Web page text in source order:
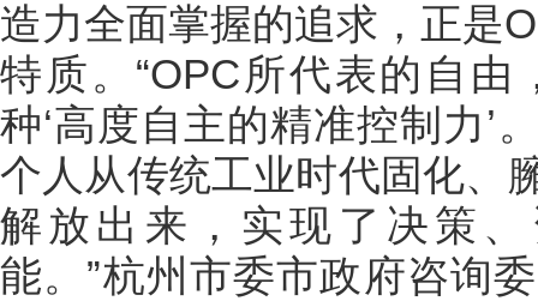
造力全面掌握的追求，正是
特质。“OPC所代表的自
种‘高度自主的精准控制力’
个人从传统工业时代固化、
解放出来，实现了决策
能。”杭州市委市政府咨询